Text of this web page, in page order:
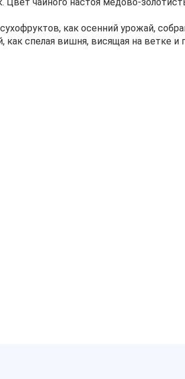
как осенний урожай,
спелая вишня, висящая на ветке и